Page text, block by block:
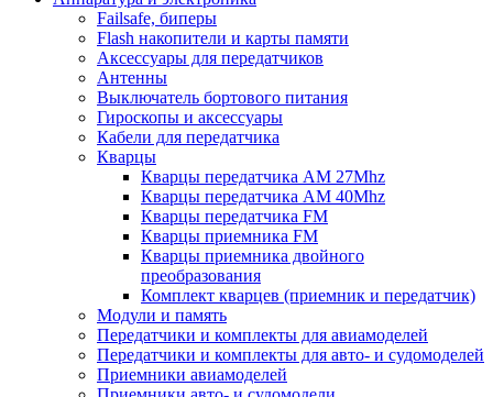
Failsafe, биперы
Flash накопители и карты памяти
Аксессуары для передатчиков
Антенны
Выключатель бортового питания
Гироскопы и аксессуары
Кабели для передатчика
Кварцы
Кварцы передатчика AM 27Mhz
Кварцы передатчика AM 40Mhz
Кварцы передатчика FM
Кварцы приемника FM
Кварцы приемника двойного
преобразования
Комплект кварцев (приемник и передатчик)
Модули и память
Передатчики и комплекты для авиамоделей
Передатчики и комплекты для авто- и судомоделей
Приемники авиамоделей